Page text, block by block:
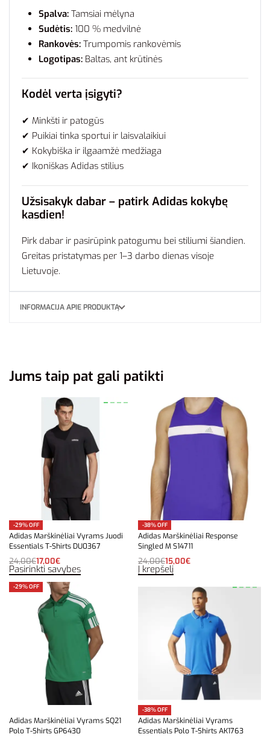
Spalva: Tamsiai mėlyna
Sudėtis: 100 % medvilnė
Rankovės: Trumpomis rankovėmis
Logotipas: Baltas, ant krūtinės
Kodėl verta įsigyti?
✔ Minkšti ir patogūs
✔ Puikiai tinka sportui ir laisvalaikiui
✔ Kokybiška ir ilgaamžė medžiaga
✔ Ikoniškas Adidas stilius
Užsisakyk dabar – patirk Adidas kokybę
kasdien!
Pirk dabar ir pasirūpink patogumu bei stiliumi šiandien.
Greitas pristatymas per 1–3 darbo dienas visoje
Lietuvoje.
INFORMACIJA APIE PRODUKTĄ
Jums taip pat gali patikti
-29% OFF
Adidas Marškinėliai Vyrams Juodi
Essentials T-Shirts DU0367
24,00€17,00€
Pasirinkti savybes
-38% OFF
Adidas Marškinėliai Response
Singled M S14711
24,00€15,00€
Į krepšelį
-29% OFF
Adidas Marškinėliai Vyrams SQ21
Polo T-Shirts GP6430
-38% OFF
Adidas Marškinėliai Vyrams
Essentials Polo T-Shirts AK1763